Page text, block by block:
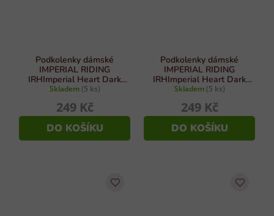
Podkolenky dámské
IMPERIAL RIDING
IRHImperial Heart Dark
olive vel. 39/42
Skladem (5 ks)
249 Kč
DO KOŠÍKU
Podkolenky dámské
IMPERIAL RIDING
IRHImperial Heart Dark
olive vel. 35/38
Skladem (5 ks)
249 Kč
DO KOŠÍKU